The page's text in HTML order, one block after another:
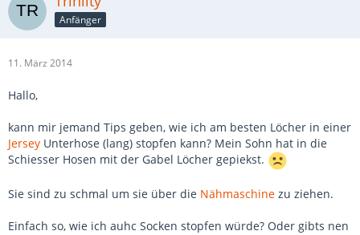
Anfänger
11. März 2014
Hallo,
kann mir jemand Tips geben, wie ich am besten Löcher in einer
Jersey Unterhose (lang) stopfen kann? Mein Sohn hat in die
Schiesser Hosen mit der Gabel Löcher gepiekst.
Sie sind zu schmal um sie über die Nähmaschine zu ziehen.
Einfach so, wie ich auhc Socken stopfen würde? Oder gibts nen